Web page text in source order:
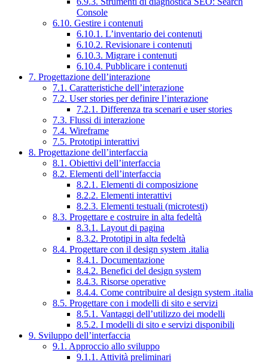
Console
6.10. Gestire i contenuti
6.10.1. L’inventario dei contenuti
6.10.2. Revisionare i contenuti
6.10.3. Migrare i contenuti
6.10.4. Pubblicare i contenuti
7. Progettazione dell’interazione
7.1. Caratteristiche dell’interazione
7.2. User stories per definire l’interazione
7.2.1. Differenza tra scenari e user stories
7.3. Flussi di interazione
7.4. Wireframe
7.5. Prototipi interattivi
8. Progettazione dell’interfaccia
8.1. Obiettivi dell’interfaccia
8.2. Elementi dell’interfaccia
8.2.1. Elementi di composizione
8.2.2. Elementi interattivi
8.2.3. Elementi testuali (microtesti)
8.3. Progettare e costruire in alta fedeltà
8.3.1. Layout di pagina
8.3.2. Prototipi in alta fedeltà
8.4. Progettare con il design system .italia
8.4.1. Documentazione
8.4.2. Benefici del design system
8.4.3. Risorse operative
8.4.4. Come contribuire al design system .italia
8.5. Progettare con i modelli di sito e servizi
8.5.1. Vantaggi dell’utilizzo dei modelli
8.5.2. I modelli di sito e servizi disponibili
9. Sviluppo dell’interfaccia
9.1. Approccio allo sviluppo
9.1.1. Attività preliminari